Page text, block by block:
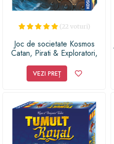
(22 voturi)
Joc de societate Kosmos
Catan, Pirati & Exploratori,
VEZI PREȚ